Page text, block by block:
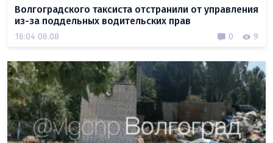
Волгоградского таксиста отстранили от управления
из-за поддельных водительских прав
16:04 06.08 0 9